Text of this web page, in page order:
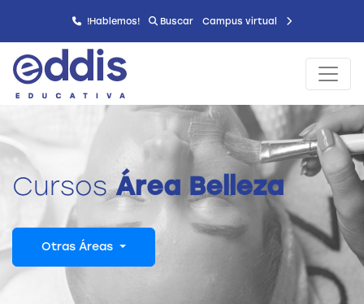
!Hablemos! Buscar Campus virtual
CursosÁrea Belleza
Otras Áreas